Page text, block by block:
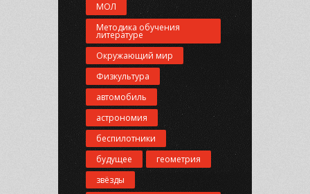
МОЛ
Методика обучения
литературе
Окружающий мир
Физкультура
автомобиль
астрономия
беспилотники
будущее
геометрия
звёзды